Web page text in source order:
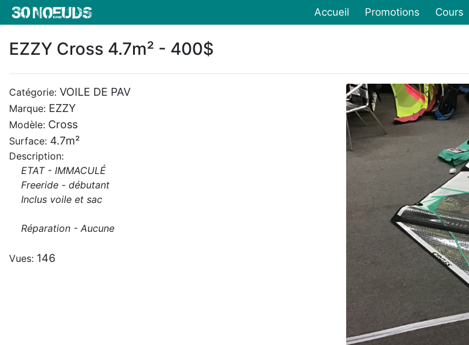
Accueil Promotions Cours
EZZY Cross 4.7m² - 400$
Catégorie: VOILE DE PAV
Marque: EZZY
Modèle: Cross
Surface: 4.7m²
Description:
ETAT - IMMACULÉ
Freeride - débutant
Inclus voile et sac
Réparation - Aucune
Vues: 146